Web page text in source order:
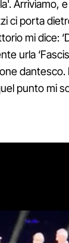
Arriviamo,
ci porta
mi dice:
urla
dantesco.
punto mi